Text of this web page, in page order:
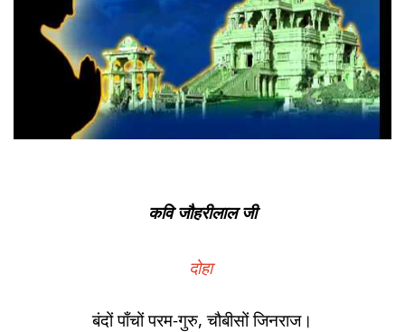
कवि जौहरीलाल जी
दोहा
बंदों पाँचों परम-गुरु, चौबीसों जिनराज।